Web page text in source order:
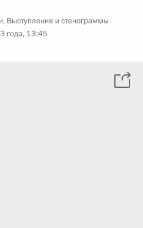
, Выступления и стенограммы
года, 13:45